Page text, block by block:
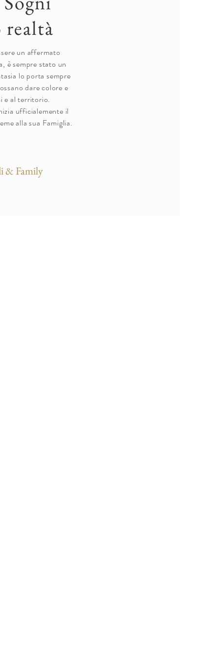
un affermato
è sempre stato un
lo porta sempre
dare colore e
e al territorio.
ufficialemente il
alla sua Famiglia.
& Family